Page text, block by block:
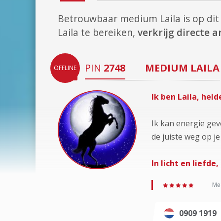
Betrouwbaar medium Laila is op
Laila te bereiken, verkrijg directe
OFFLINE PIN 2748 MEDIUM LAILA
Ik ben Laila,
Ik kan energie
de juiste weg op
In licht en liefde,
0909 1919